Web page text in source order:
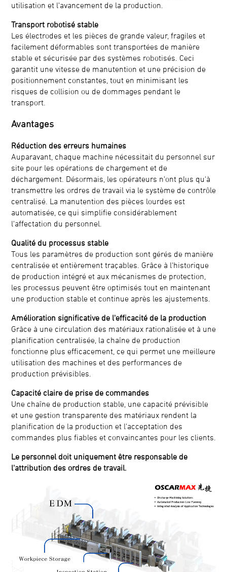
utilisation et l'avancement de la production.
Transport robotisé stable
Les électrodes et les pièces de grande valeur, fragiles et
facilement déformables sont transportées de manière
stable et sécurisée par des systèmes robotisés. Ceci
garantit une vitesse de manutention et une précision de
positionnement constantes, tout en minimisant les
risques de collision ou de dommages pendant le
transport.
Avantages
Réduction des erreurs humaines
Auparavant, chaque machine nécessitait du personnel sur
site pour les opérations de chargement et de
déchargement. Désormais, les opérateurs n'ont plus qu'à
transmettre les ordres de travail via le système de contrôle
centralisé. La manutention des pièces lourdes est
automatisée, ce qui simplifie considérablement
l'affectation du personnel.
Qualité du processus stable
Tous les paramètres de production sont gérés de manière
centralisée et entièrement traçables. Grâce à l'historique
de production intégré et aux mécanismes de protection,
les processus peuvent être optimisés tout en maintenant
une production stable et continue après les ajustements.
Amélioration significative de l'efficacité de la production
Grâce à une circulation des matériaux rationalisée et à une
planification centralisée, la chaîne de production
fonctionne plus efficacement, ce qui permet une meilleure
utilisation des machines et des performances de
production prévisibles.
Capacité claire de prise de commandes
Une chaîne de production stable, une capacité prévisible
et une gestion transparente des matériaux rendent la
planification de la production et l'acceptation des
commandes plus fiables et convaincantes pour les clients.
Le personnel doit uniquement être responsable de
l'attribution des ordres de travail.